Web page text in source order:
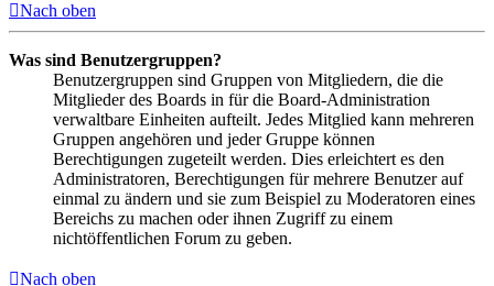
Nach oben
Was sind Benutzergruppen?
Benutzergruppen sind Gruppen von Mitgliedern, die die
Mitglieder des Boards in für die Board-Administration
verwaltbare Einheiten aufteilt. Jedes Mitglied kann mehreren
Gruppen angehören und jeder Gruppe können
Berechtigungen zugeteilt werden. Dies erleichtert es den
Administratoren, Berechtigungen für mehrere Benutzer auf
einmal zu ändern und sie zum Beispiel zu Moderatoren eines
Bereichs zu machen oder ihnen Zugriff zu einem
nichtöffentlichen Forum zu geben.
Nach oben